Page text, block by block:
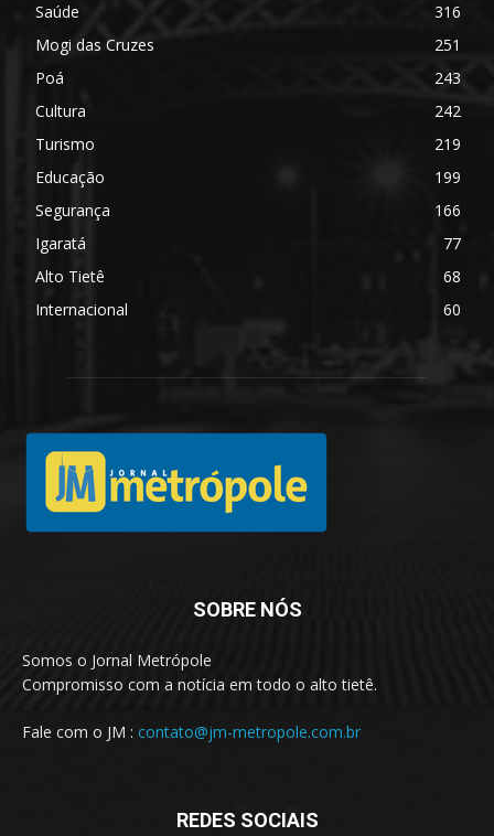
Saúde
316
Mogi das Cruzes
251
Poá
243
Cultura
242
Turismo
219
Educação
199
Segurança
166
Igaratá
77
Alto Tietê
68
Internacional
60
SOBRE NÓS
Somos o Jornal Metrópole
Compromisso com a notícia em todo o alto tietê.
Fale com o JM : contato@jm-metropole.com.br
REDES SOCIAIS